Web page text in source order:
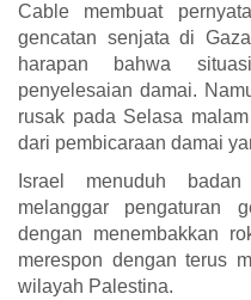
Cable membuat
gencatan senjata di
harapan bahwa
penyelesaian damai.
rusak pada Selasa
dari pembicaraan damai
Israel menuduh
melanggar pengaturan
dengan menembakkan
merespon dengan terus
wilayah Palestina.